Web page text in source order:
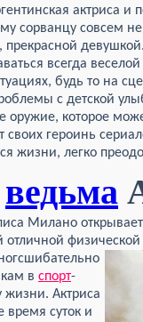
актриса и
сорванцу совсем
всегда
будь то на
с детской
оружие, которое
героинь
жизни, легко
ведьма
Милано
отличной
в спорт-
жизни. Актриса
время суток и